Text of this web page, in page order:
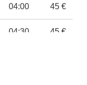
04:00 45 €
04:30 45 €